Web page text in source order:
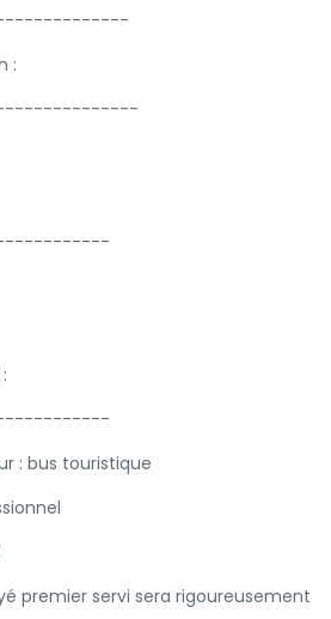
:
: bus touristique
premier servi sera rigoureusement